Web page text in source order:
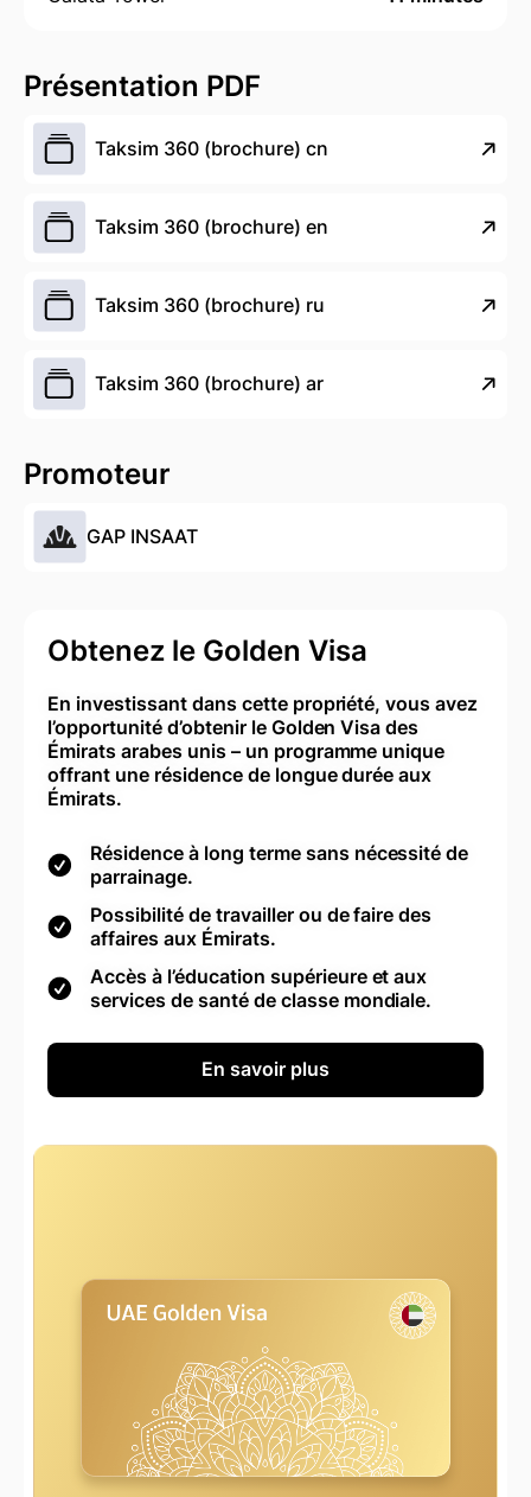
Présentation PDF
Taksim 360 (brochure) cn
Taksim 360 (brochure) en
Taksim 360 (brochure) ru
Taksim 360 (brochure) ar
Promoteur
GAP INSAAT
Obtenez le Golden Visa
En investissant dans cette propriété, vous avez
l’opportunité d’obtenir le Golden Visa des
Émirats arabes unis – un programme unique
offrant une résidence de longue durée aux
Émirats.
Résidence à long terme sans nécessité de
parrainage.
Possibilité de travailler ou de faire des
affaires aux Émirats.
Accès à l’éducation supérieure et aux
services de santé de classe mondiale.
En savoir plus